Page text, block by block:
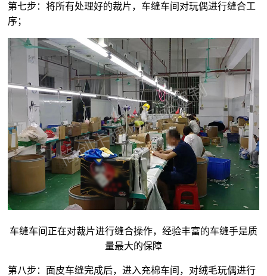
第七步：将所有处理好的裁片，车缝车间对玩偶进行缝合工
序；
车缝车间正在对裁片进行缝合操作，经验丰富的车缝手是质
量最大的保障
第八步：面皮车缝完成后，进入充棉车间，对绒毛玩偶进行